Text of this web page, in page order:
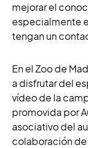
mejorar el
especialmente
tengan un
En el Zoo de
a disfrutar del
vídeo de la
promovida por
asociativo del
colaboración de